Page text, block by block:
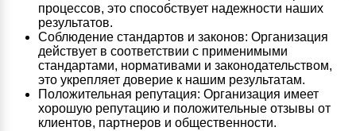
процессов, это способствует надежности наших
результатов.
Соблюдение стандартов и законов: Организация
действует в соответствии с применимыми
стандартами, нормативами и законодательством,
это укрепляет доверие к нашим результатам.
Положительная репутация: Организация имеет
хорошую репутацию и положительные отзывы от
клиентов, партнеров и общественности.